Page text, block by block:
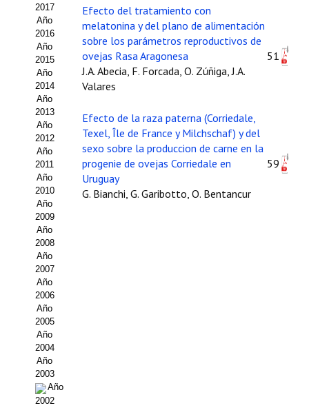
Equipo Editorial
Leer revista ITEA
Directrices para autores/as
Políticas Editoriales
Propuesta Volumen Especial
Sello Calidad FECYT
Premio Prensa Agraria
Buscador de Artículos
JORNADAS AIDA
Presentación Jornadas
Comunicaciones
Jornadas PAM 2026
Premio Jóvenes Investigadores
Buscador de Comunicaciones
2017
Año
2016
Año
2015
Año
2014
Año
2013
Año
2012
Año
2011
Año
2010
Año
2009
Año
2008
Año
2007
Año
2006
Año
2005
Año
2004
Año
2003
Año
2002
Efecto del tratamiento con
melatonina y del plano de alimentación
sobre los parámetros reproductivos de
ovejas Rasa Aragonesa
J.A. Abecia, F. Forcada, O. Zúñiga, J.A.
Valares
51
Efecto de la raza paterna (Corriedale,
Texel, Île de France y Milchschaf) y del
sexo sobre la produccion de carne en la
progenie de ovejas Corriedale en
Uruguay
G. Bianchi, G. Garibotto, O. Bentancur
59